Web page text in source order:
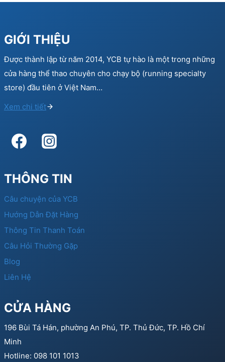
GIỚI THIỆU
Được thành lập từ năm 2014, YCB tự hào là một trong những
cửa hàng thể thao chuyên cho chạy bộ (running specialty
store) đầu tiên ở Việt Nam…
Xem chi tiết
THÔNG TIN
Câu chuyện của YCB
Hướng Dẫn Đặt Hàng
Thông Tin Thanh Toán
Câu Hỏi Thường Gặp
Blog
Liên Hệ
CỬA HÀNG
196 Bùi Tá Hán, phường An Phú, TP. Thủ Đức, TP. Hồ Chí
Minh
Hotline: 098 101 1013